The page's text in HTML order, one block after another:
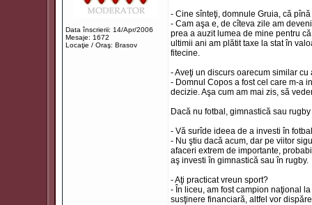
Data înscrierii: 14/Apr/2006
Mesaje: 1672
Locaţie / Oraş: Brasov
- Cine sînteţi, domnule Gruia, că
- Cam aşa e, de cîteva zile am
prea a auzit lumea de mine pentru
ultimii ani am plătit taxe la stat în
fitecine.
- Aveţi un discurs oarecum similar
- Domnul Copos a fost cel care m-a
decizie. Aşa cum am mai zis, să
Dacă nu fotbal, gimnastică sau rugby
- Vă surîde ideea de a investi în
- Nu ştiu dacă acum, dar pe viitor
afaceri extrem de importante,
aş investi în gimnastică sau în rugby.
- Aţi practicat vreun sport?
- În liceu, am fost campion naţional
susţinere financiară, altfel vor